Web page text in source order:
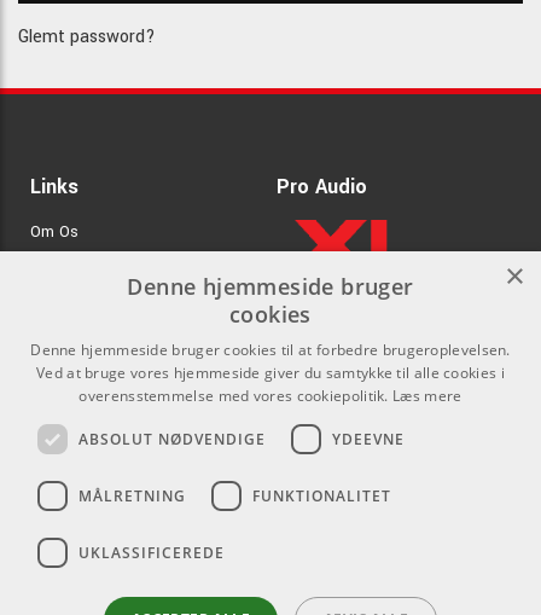
Glemt password?
Links
Om Os
GDPR & Cookies
Pro Audio
.
Kontakt
Som privatperson kan du ikke
købe på denne hjemmeside, alt
forhandlere.
info@emnordic.dk
Sociale medier
×
Denne hjemmeside bruger
cookies
Denne hjemmeside bruger cookies til at forbedre brugeroplevelsen.
Ved at bruge vores hjemmeside giver du samtykke til alle cookies i
overensstemmelse med vores cookiepolitik. Læs mere
ABSOLUT NØDVENDIGE YDEEVNE
MÅLRETNING FUNKTIONALITET
UKLASSIFICEREDE